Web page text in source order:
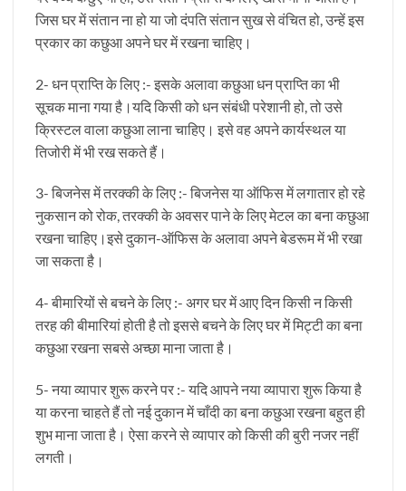
जिस घर में संतान ना हो या जो दंपति संतान सुख से वंचित हो, उन्हें इस
प्रकार का कछुआ अपने घर में रखना चाहिए।
2- धन प्राप्ति के लिए :- इसके अलावा कछुआ धन प्राप्ति का भी
सूचक माना गया है।यदि किसी को धन संबंधी परेशानी हो, तो उसे
क्रिस्टल वाला कछुआ लाना चाहिए। इसे वह अपने कार्यस्थल या
तिजोरी में भी रख सकते हैं।
3- बिजनेस में तरक्की के लिए :- बिजनेस या ऑफिस में लगातार हो रहे
नुकसान को रोक, तरक्की के अवसर पाने के लिए मेटल का बना कछुआ
रखना चाहिए।इसे दुकान-ऑफिस के अलावा अपने बेडरूम में भी रखा
जा सकता है।
4- बीमारियों से बचने के लिए :- अगर घर में आए दिन किसी न किसी
तरह की बीमारियां होती है तो इससे बचने के लिए घर में मिट्टी का बना
कछुआ रखना सबसे अच्छा माना जाता है।
5- नया व्यापार शुरू करने पर :- यदि आपने नया व्यापारा शुरू किया है
या करना चाहते हैं तो नई दुकान में चाँदी का बना कछुआ रखना बहुत ही
शुभ माना जाता है। ऐसा करने से व्यापार को किसी की बुरी नजर नहीं
लगती।